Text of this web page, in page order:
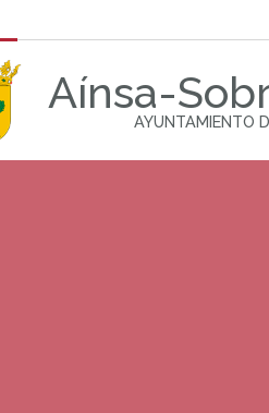
Aínsa-
AYUNTAMIENTO